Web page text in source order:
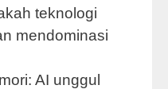
teknologi
mendominasi
AI unggul